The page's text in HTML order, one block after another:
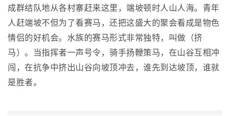
成群结队地从各村寨赶来这里，端坡顿时人山人海。青年
人赶端坡不但为了看赛马，还把这盛大的聚会看成是物色
情侣的好机会。水族的赛马形式非常独特，叫做（挤
马）。当指挥者一声号令，骑手扬鞭策马，在山谷互相冲
闯，在抗争中挤出山谷向坡顶冲去，谁先到达坡顶，谁就
是胜者。